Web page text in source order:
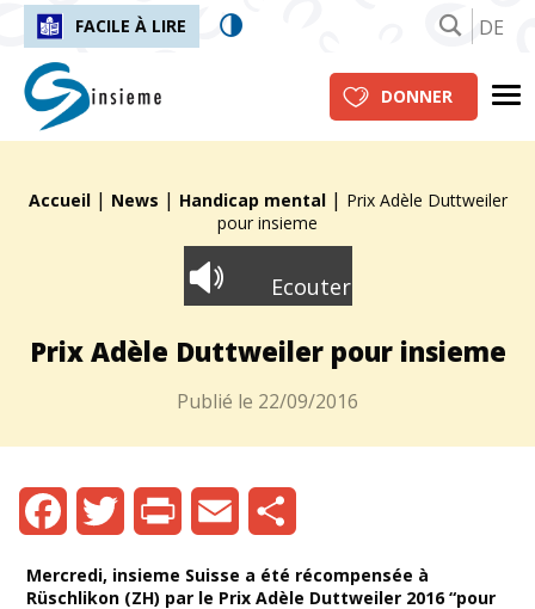
FACILE À LIRE DE
insieme.ch
DONNER
Fil d'Ariane :
Accueil | News | Handicap mental | Prix Adèle Duttweiler
pour insieme
Ecouter
Prix Adèle Duttweiler pour insieme
Publié le 22/09/2016
Mercredi, insieme Suisse a été récompensée à
Rüschlikon (ZH) par le Prix Adèle Duttweiler 2016 “pour